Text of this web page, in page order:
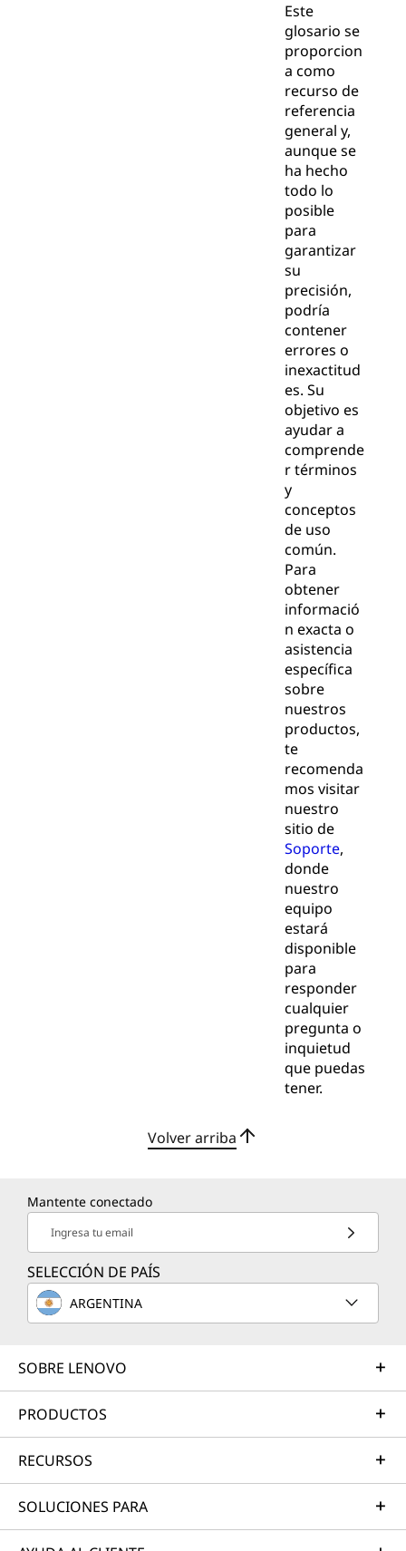
Este
glosario se
proporcion
a como
recurso de
referencia
general y,
aunque se
ha hecho
todo lo
posible
para
garantizar
su
precisión,
podría
contener
errores o
inexactitud
es. Su
objetivo es
ayudar a
comprende
r términos
y
conceptos
de uso
común.
Para
obtener
informació
n exacta o
asistencia
específica
sobre
nuestros
productos,
te
recomenda
mos visitar
nuestro
sitio de
Soporte,
donde
nuestro
equipo
estará
disponible
para
responder
cualquier
pregunta o
inquietud
que puedas
tener.
Volver arriba
Mantente conectado
Ingresa tu email
SELECCIÓN DE PAÍS
ARGENTINA
SOBRE LENOVO
PRODUCTOS
RECURSOS
SOLUCIONES PARA